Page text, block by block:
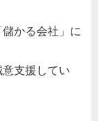
かる会社」に
支援してい